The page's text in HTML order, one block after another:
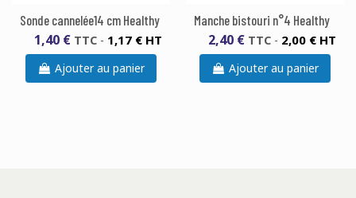
Sonde cannelée14 cm Healthy
1,40 € TTC - 1,17 € HT
Ajouter au panier
Manche bistouri n°4 Healthy
2,40 € TTC - 2,00 € HT
Ajouter au panier